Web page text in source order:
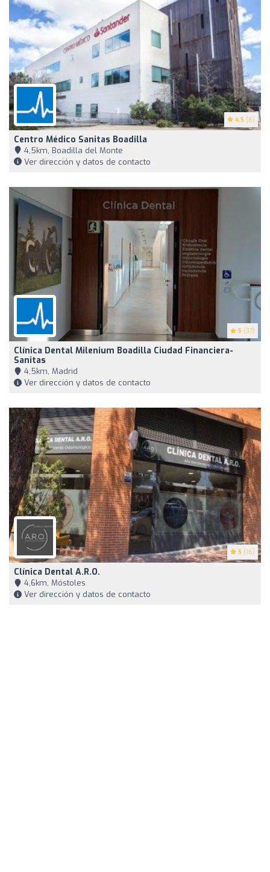
4.5 (6)
Centro Médico Sanitas Boadilla
4,5km, Boadilla del Monte
Ver dirección y datos de contacto
5 (37)
Clínica Dental Milenium Boadilla Ciudad Financiera-
Sanitas
4,5km, Madrid
Ver dirección y datos de contacto
5 (16)
Clínica Dental A.R.O.
4,6km, Móstoles
Ver dirección y datos de contacto